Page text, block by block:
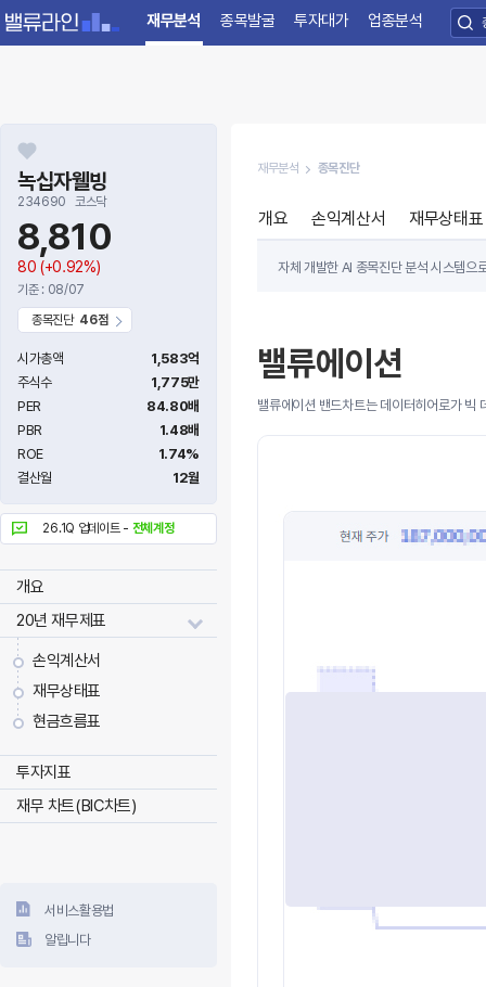
재무분석 종목발굴 투자대가 업종분석
녹십자웰빙
234690 코스닥
8,810
80 (+0.92%)
기준 : 08/07
종목진단 46점
시가총액
1,583억
주식수
1,775만
PER
84.80배
PBR
1.48배
ROE
1.74%
결산월
12월
26.1Q 업데이트 - 전체계정
개요
20년 재무제표
손익계산서
재무상태표
현금흐름표
투자지표
재무 차트(BIC차트)
서비스활용법
알립니다
재무분석 종목진단
개요 손익계산서 재무상태표
자체 개발한 AI 종목진단 분석 시스템으
밸류에이션
밸류에이션 밴드차트는 데이터히어로가 빅